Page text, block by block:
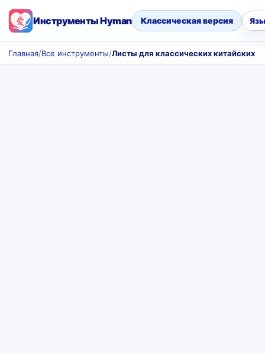
Инструменты Hyman Классическая версия
Главная/Все инструменты/Листы для классических китайских